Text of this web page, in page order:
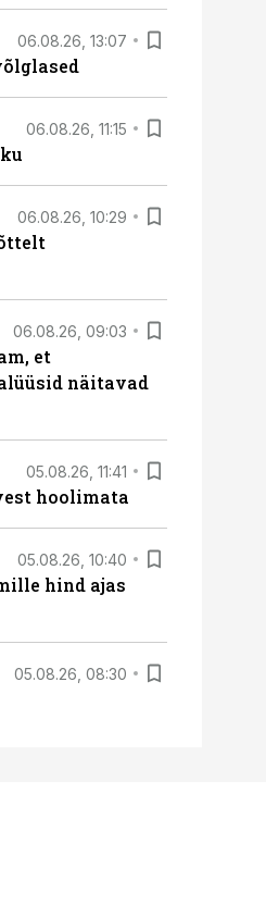
06.08.26, 13:07
06.08.26, 11:15
06.08.26, 10:29
06.08.26, 09:03
et
näitavad
05.08.26, 11:41
hoolimata
05.08.26, 10:40
hind ajas
05.08.26, 08:30